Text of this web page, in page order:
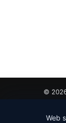
©
Web